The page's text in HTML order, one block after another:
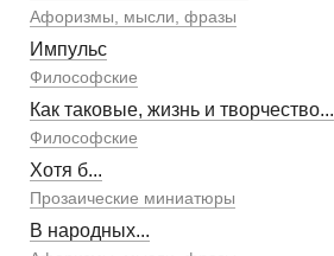
Афоризмы, мысли, фразы
Импульс
Философские
Как таковые, жизнь и творчество...
Философские
Хотя б...
Прозаические миниатюры
В народных...